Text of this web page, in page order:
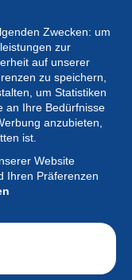
Zwecken: um
zur
auf unserer
zu speichern,
um Statistiken
an Ihre Bedürfnisse
anzubieten,
ist.
Website
Ihren Präferenzen